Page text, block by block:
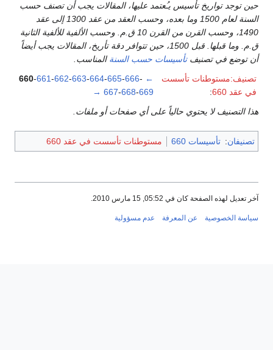
حين توجد تواريخ تأسيس يـُعتمد عليها، المقالات يجب أن تصنف حسب
السنة لعام 1500 وما بعده، وحسب العقد من عقد 1300 إلى عقد
1490، وحسب القرن من القرن 10 ق.م. وحسب الألفية للألفية الثانية
ق.م. وما قبلها. قبل 1500، حين تتوافر دقة تأريخ، المقالات يجب أيضاً
أن توضع في تصنيفتأسيسات حسب السنة المناسب.
تصنيف:مستوطنات تأسست
في عقد 660
:
←
660-661-662-663-664-665-666-
667-668-669
→
هذا التصنيف لا يحتوي حالياً على أي صفحات أو ملفات.
تصنيفان: تأسيسات 660 مستوطنات تأسست في عقد 660
آخر تعديل لهذه الصفحة كان في 05:52, 15 مارس 2010.
سياسة الخصوصية عن المعرفة عدم مسؤولية